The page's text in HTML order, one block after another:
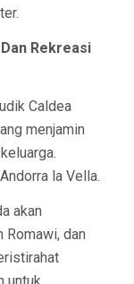
Rekreasi
Caldea
menjamin
la Vella.
akan
Romawi, dan